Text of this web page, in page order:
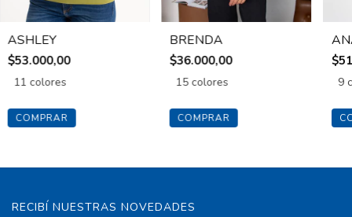
ASHLEY
$53.000,00
11 colores
COMPRAR
BRENDA
$36.000,00
15 colores
COMPRAR
9
RECIBÍ NUESTRAS NOVEDADES